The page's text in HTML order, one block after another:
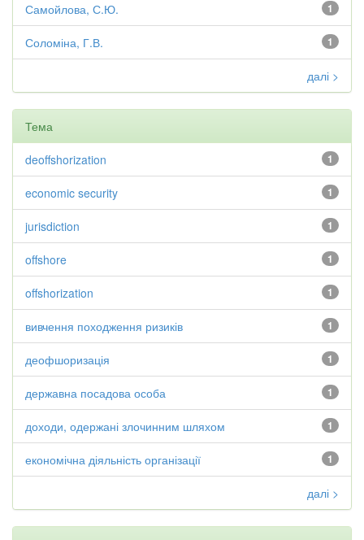
1
Самойлова, С.Ю.
1
Соломіна, Г.В.
далі >
Тема
1
deoffshorization
1
economic security
1
jurisdiction
1
offshore
1
offshorization
1
вивчення походження ризиків
1
деофшоризація
1
державна посадова особа
1
доходи, одержані злочинним шляхом
1
економічна діяльність організації
далі >